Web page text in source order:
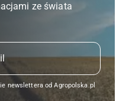
ze świata
newslettera od Agropolska.pl